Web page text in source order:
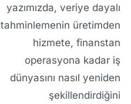
yazımızda, veriye dayalı
tahminlemenin üretimden
hizmete, finanstan
operasyona kadar iş
dünyasını nasıl yeniden
şekillendirdiğini